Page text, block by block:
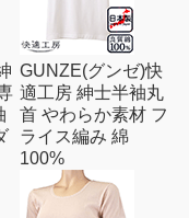
GUNZE(グンゼ)快
適工房 紳士半袖丸
首 やわらか素材 フ
ライス編み 綿
100%